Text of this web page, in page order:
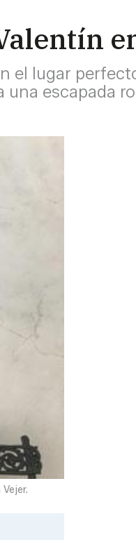
el lugar
una escapada